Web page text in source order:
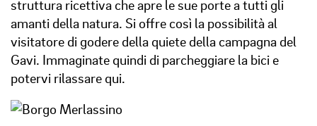
struttura ricettiva che apre le sue porte a tutti gli
amanti della natura. Si offre così la possibilità al
visitatore di godere della quiete della campagna del
Gavi. Immaginate quindi di parcheggiare la bici e
potervi rilassare qui.